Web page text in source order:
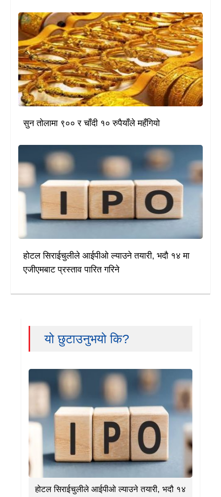
सुन तोलामा ९०० र चाँदी १० रुपैयाँले महँगियो
होटल सिराईचुलीले आईपीओ ल्याउने तयारी, भदौ १४ मा
एजीएमबाट प्रस्ताव पारित गरिने
यो छुटाउनुभयो कि?
होटल सिराईचुलीले आईपीओ ल्याउने तयारी, भदौ १४